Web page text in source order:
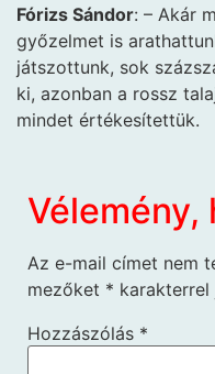
Fórizs Sándor: – Akár
győzelmet is
játszottunk, sok
ki, azonban a rossz
mindet értékesítettük.
Vélemény,
Az e-mail címet nem
mezőket *
Hozzászólás *